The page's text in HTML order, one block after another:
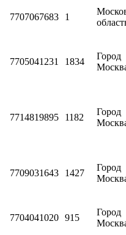
7707067683 1
7705041231 1834
Город
7714819895 1182
Город
7709031643 1427
Город
7704041020 915
Город